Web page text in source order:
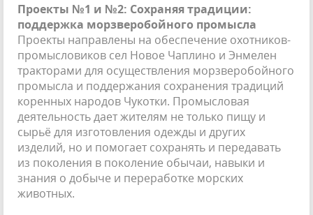
Проекты №1 и №2: Сохраняя традиции:
поддержка морзверобойного промысла
Проекты направлены на обеспечение охотников-
промысловиков сел Новое Чаплино и Энмелен
тракторами для осуществления морзверобойного
промысла и поддержания сохранения традиций
коренных народов Чукотки. Промысловая
деятельность дает жителям не только пищу и
сырьё для изготовления одежды и других
изделий, но и помогает сохранять и передавать
из поколения в поколение обычаи, навыки и
знания о добыче и переработке морских
животных.